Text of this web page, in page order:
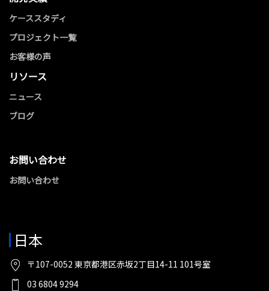
ケーススタディ
プロジェクト一覧
お客様の声
リソース
ニュース
ブログ
お問い合わせ
お問い合わせ
日本
〒107-0052 東京都港区赤坂2丁目14-11 101号室
03 6804 9294